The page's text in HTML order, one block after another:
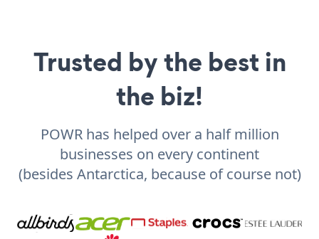
Trusted by the best in
the biz!
POWR has helped over a half million
businesses on every continent
(besides Antarctica, because of course not)